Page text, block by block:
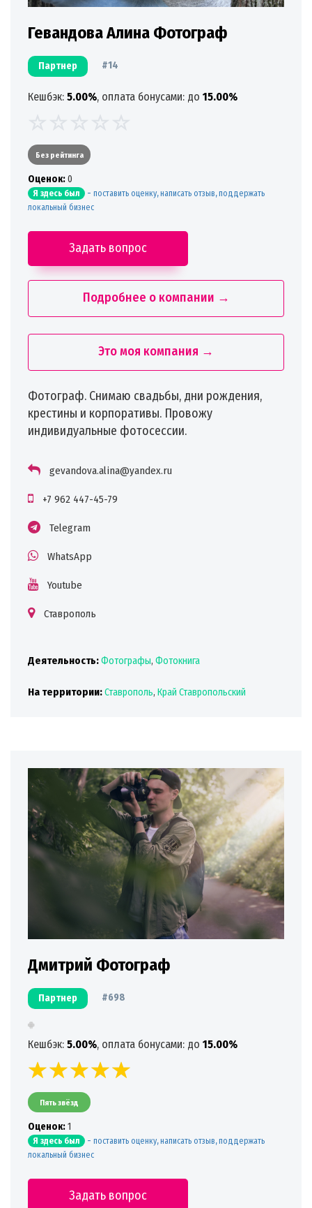
Гевандова Алина Фотограф
Партнер #14
Кешбэк: 5.00%, оплата бонусами: до 15.00%
Без рейтинга
Oценок:0
Я здесь был - поставить оценку, написать отзыв, поддержать
локальный бизнес
Задать вопрос
Подробнее о компании →
Это моя компания →
Фотограф. Снимаю свадьбы, дни рождения,
крестины и корпоративы. Провожу
индивидуальные фотосессии.
gevandova.alina@yandex.ru
+7 962 447-45-79
Telegram
WhatsApp
Youtube
Ставрополь
Деятельность:Фотографы, Фотокнига
На территории:Ставрополь, Край Ставропольский
Дмитрий Фотограф
Партнер #698
Кешбэк: 5.00%, оплата бонусами: до 15.00%
Пять звёзд
Oценок:1
Я здесь был - поставить оценку, написать отзыв, поддержать
локальный бизнес
Задать вопрос